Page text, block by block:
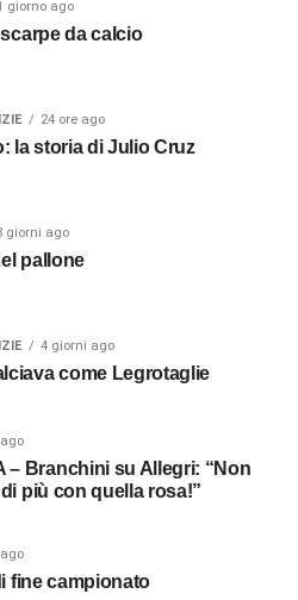
giorno ago
da calcio
24 ore ago
la storia di Julio Cruz
giorni ago
pallone
4 giorni ago
come Legrotaglie
– Branchini su Allegri: “Non
più con quella rosa!”
fine campionato